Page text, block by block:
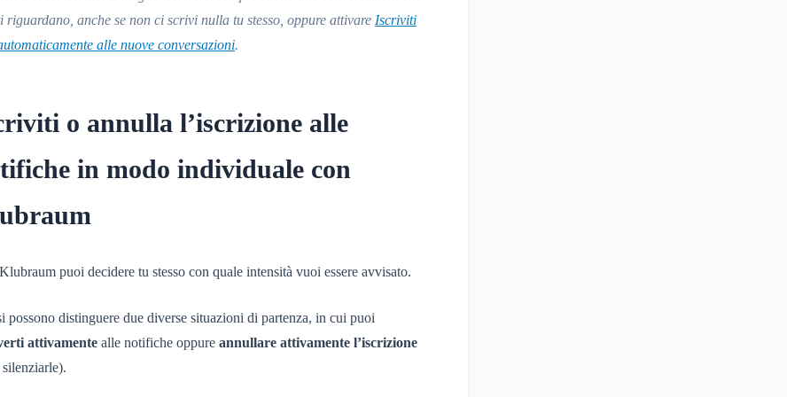
riguardano, anche se non ci scrivi nulla tu stesso, oppure attivare Iscriviti
alle nuove conversazioni.
o annulla l’iscrizione alle
in modo individuale con
puoi decidere tu stesso con quale intensità vuoi essere avvisato.
possono distinguere due diverse situazioni di partenza, in cui puoi
attivamente alle notifiche oppure annullare attivamente l’iscrizione